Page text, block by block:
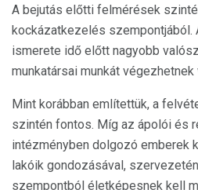
A bejutás előtti felmérések
kockázatkezelés szempontjából.
ismerete idő előtt nagyobb
munkatársai munkát
Mint korábban említettük, a
szintén fontos. Míg az ápolói és
intézményben dolgozó emberek
lakóik gondozásával,
szempontból életképesnek kell